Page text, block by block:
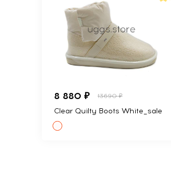
8 880 ₽ 13690 ₽
Clear Quilty Boots White_sale